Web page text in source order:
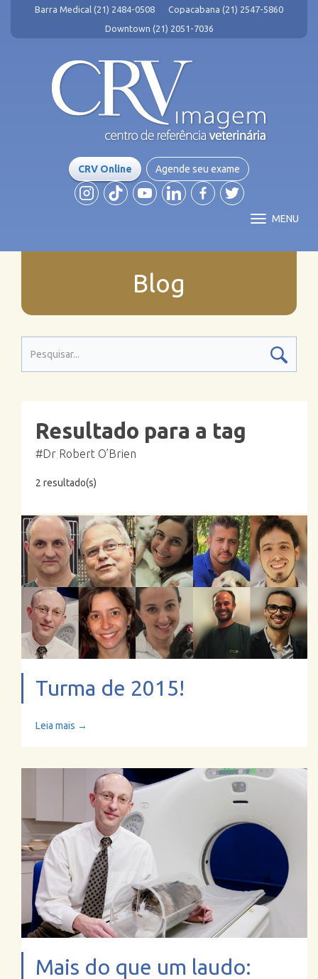
Barra Medical (21) 2484-0508
Copacabana (21) 2547-5860
Downtown (21) 2051-7036
CRV Online Agende seu exame
MENU
Blog
Resultado para a tag
#Dr Robert O’Brien
2 resultado(s)
Turma de 2015!
Leia mais →
Mais do que um laudo: